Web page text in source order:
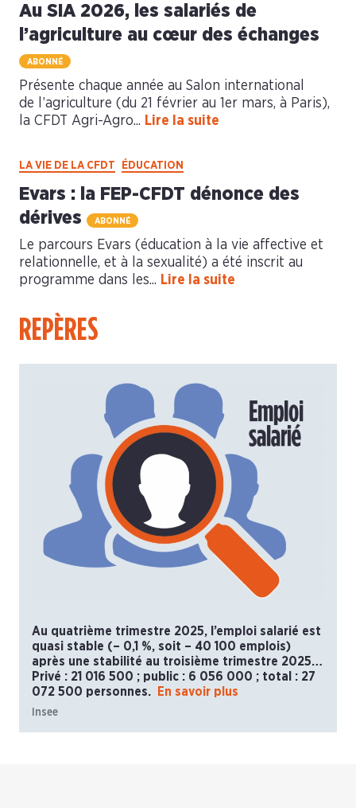
Au SIA 2026, les salariés de
l’agriculture au cœur des échanges
ABONNÉ
Présente chaque année au Salon international
de l’agriculture (du 21 février au 1er mars, à Paris),
la CFDT Agri-Agro... Lire la suite
LA VIE DE LA CFDT ÉDUCATION
Evars : la FEP-CFDT dénonce des
dérives
ABONNÉ
Le parcours Evars (éducation à la vie affective et
relationnelle, et à la sexualité) a été inscrit au
programme dans les... Lire la suite
REPÈRES
Au quatrième trimestre 2025, l’emploi salarié est
quasi stable (– 0,1 %, soit – 40 100 emplois)
après une stabilité au troisième trimestre 2025…
Privé : 21 016 500 ; public : 6 056 000 ; total : 27
072 500 personnes.
En savoir plus
Insee